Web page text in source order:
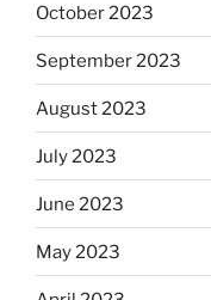
October 2023
September 2023
August 2023
July 2023
June 2023
May 2023